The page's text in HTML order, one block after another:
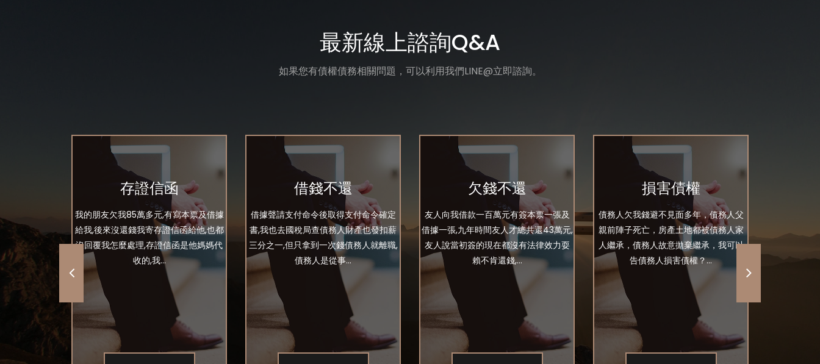
最新線上諮詢Q&A
如果您有債權債務相關問題，可以利用我們LINE@立即諮詢。
,對方遲遲
對方說先付
業主驗收
存證信函
我的朋友欠我85萬多元,有寫本票及借據
給我,後來沒還錢我寄存證信函給他,也都
沒回覆我怎麼處理,存證信函是他媽媽代
收的,我...
借錢不還
借據聲請支付命令後取得支付命令確定
書,我也去國稅局查債務人財產也發扣薪
三分之一,但只拿到一次錢債務人就離職,
債務人是從事...
欠錢不還
友人向我借款一百萬元有簽本票一張及
借據一張,九年時間友人才總共還43萬元,
友人說當初簽的現在都沒有法律效力耍
賴不肯還錢,...
損害債權
債務人欠我錢避不見面多年，債務人父
親前陣子死亡，房產土地都被債務人家
人繼承，債務人故意拋棄繼承，我可以
告債務人損害債權？...